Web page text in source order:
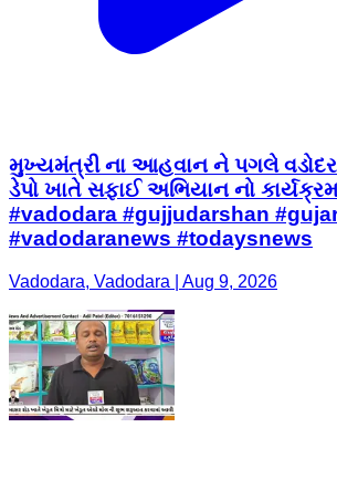
મુખ્યમંત્રી ના આહવાન ને પગલે
ડેપો ખાતે સફાઈ અભિયાન નો
#vadodara #gujjudarshan
#vadodaranews #todaysnews
Vadodara, Vadodara | Aug 9, 2026